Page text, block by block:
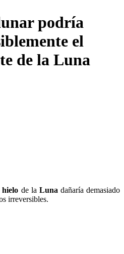
podría
el
de la Luna
de la Luna dañaría demasiado
irreversibles.